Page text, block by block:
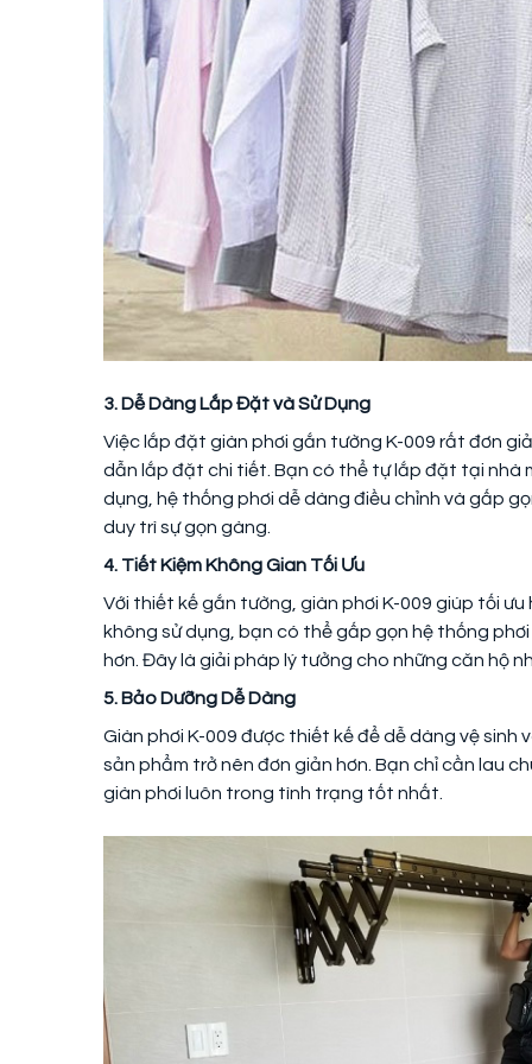
3. Dễ Dàng Lắp Đặt và Sử Dụng
Việc lắp đặt giàn phơi gắn tường K-009 rất đơn
dẫn lắp đặt chi tiết. Bạn có thể tự lắp đặt tại nhà
dụng, hệ thống phơi dễ dàng điều chỉnh và gấp
duy trì sự gọn gàng.
4. Tiết Kiệm Không Gian Tối Ưu
Với thiết kế gắn tường, giàn phơi K-009 giúp tối
không sử dụng, bạn có thể gấp gọn hệ thống
hơn. Đây là giải pháp lý tưởng cho những căn hộ
5. Bảo Dưỡng Dễ Dàng
Giàn phơi K-009 được thiết kế để dễ dàng vệ
sản phẩm trở nên đơn giản hơn. Bạn chỉ cần lau
giàn phơi luôn trong tình trạng tốt nhất.